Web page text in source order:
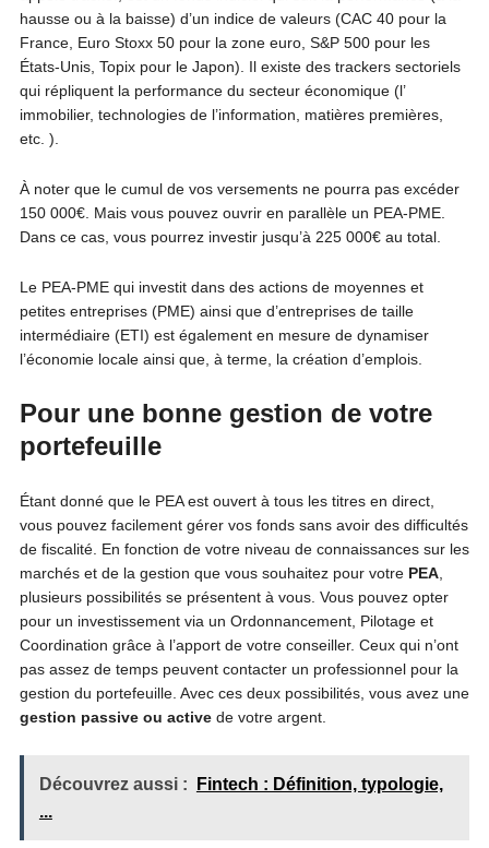
hausse ou à la baisse) d’un indice de valeurs (CAC 40 pour la
France, Euro Stoxx 50 pour la zone euro, S&P 500 pour les
États-Unis, Topix pour le Japon). Il existe des trackers sectoriels
qui répliquent la performance du secteur économique (l’
immobilier, technologies de l’information, matières premières,
etc. ).
À noter que le cumul de vos versements ne pourra pas excéder
150 000€. Mais vous pouvez ouvrir en parallèle un PEA-PME.
Dans ce cas, vous pourrez investir jusqu’à 225 000€ au total.
Le PEA-PME qui investit dans des actions de moyennes et
petites entreprises (PME) ainsi que d’entreprises de taille
intermédiaire (ETI) est également en mesure de dynamiser
l’économie locale ainsi que, à terme, la création d’emplois.
Pour une bonne gestion de votre
portefeuille
Étant donné que le PEA est ouvert à tous les titres en direct,
vous pouvez facilement gérer vos fonds sans avoir des difficultés
de fiscalité. En fonction de votre niveau de connaissances sur les
marchés et de la gestion que vous souhaitez pour votre PEA,
plusieurs possibilités se présentent à vous. Vous pouvez opter
pour un investissement via un Ordonnancement, Pilotage et
Coordination grâce à l’apport de votre conseiller. Ceux qui n’ont
pas assez de temps peuvent contacter un professionnel pour la
gestion du portefeuille. Avec ces deux possibilités, vous avez une
gestion passive ou activede votre argent.
Découvrez aussi :
Fintech : Définition, typologie,
...